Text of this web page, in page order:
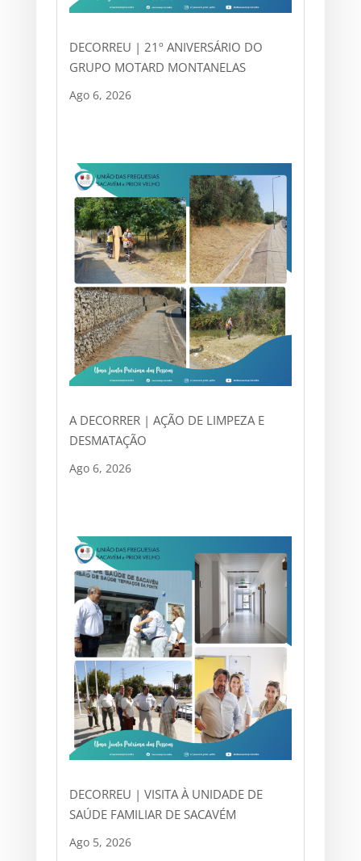
DECORREU | 21º ANIVERSÁRIO DO
GRUPO MOTARD MONTANELAS
Ago 6, 2026
A DECORRER | AÇÃO DE LIMPEZA E
DESMATAÇÃO
Ago 6, 2026
DECORREU | VISITA À UNIDADE DE
SAÚDE FAMILIAR DE SACAVÉM
Ago 5, 2026